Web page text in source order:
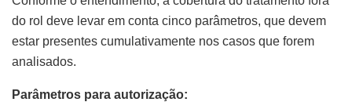
do rol deve levar em conta cinco parâmetros, que devem
estar presentes cumulativamente nos casos que forem
analisados.
Parâmetros para autorização: